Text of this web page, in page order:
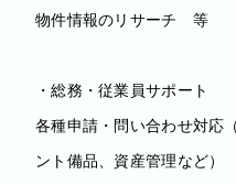
物件情報のリサーチ 等
・総務・従業員サポート
各種申請・問い合わせ対応
ント備品、資産管理など）